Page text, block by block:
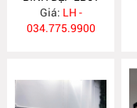
Giá: LH -
034.775.9900